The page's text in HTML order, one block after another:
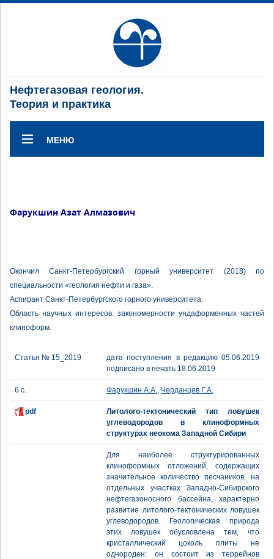
Нефтегазовая геология.
Теория и практика
МЕНЮ
Фарукшин Азат Алмазович
Окончил Санкт-Петербургский горный университет (2018) по
специальности «геология нефти и газа».
Аспирант Санкт-Петербургского горного университета.
Область научных интересов: закономерности ундаформенных частей
клиноформ.
Статья № 15_2019
дата поступления в редакцию 05.06.2019
подписано в печать 18.06.2019
6 с. Фарукшин А.А., Черданцев Г.А.
pdf
Литолого-тектонический тип ловушек
углеводородов в клиноформных
структурах неокома Западной Сибири
Для наиболее структурированных
клиноформных отложений, содержащих
значительное количество песчаников, на
отдельных участках Западно-Сибирского
нефтегазоносного бассейна, характерно
развитие литолого-тектонических ловушек
углеводородов. Геологическая природа
этих ловушек обусловлена тем, что
кристаллический цоколь плиты не
однороден: он состоит из террейнов